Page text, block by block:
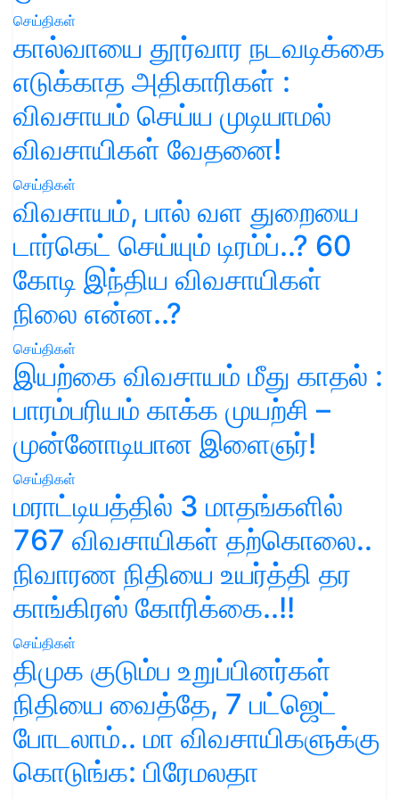
செய்திகள்
கால்வாயை தூர்வார நடவடிக்கை
எடுக்காத அதிகாரிகள் :
விவசாயம் செய்ய முடியாமல்
விவசாயிகள் வேதனை!
செய்திகள்
விவசாயம், பால் வள துறையை
டார்கெட் செய்யும் டிரம்ப்..? 60
கோடி இந்திய விவசாயிகள்
நிலை என்ன..?
செய்திகள்
இயற்கை விவசாயம் மீது காதல் :
பாரம்பரியம் காக்க முயற்சி –
முன்னோடியான இளைஞர்!
செய்திகள்
மராட்டியத்தில் 3 மாதங்களில்
767 விவசாயிகள் தற்கொலை..
நிவாரண நிதியை உயர்த்தி தர
காங்கிரஸ் கோரிக்கை..!!
செய்திகள்
திமுக குடும்ப உறுப்பினர்கள்
நிதியை வைத்தே, 7 பட்ஜெட்
போடலாம்.. மா விவசாயிகளுக்கு
கொடுங்க: பிரேமலதா